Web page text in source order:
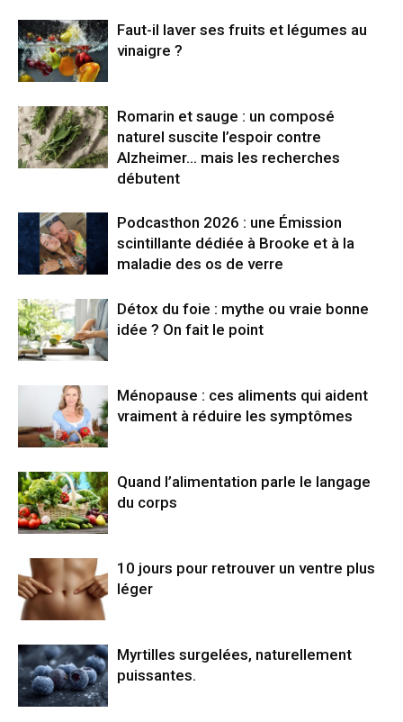
Faut-il laver ses fruits et légumes au
vinaigre ?
Romarin et sauge : un composé
naturel suscite l’espoir contre
Alzheimer… mais les recherches
débutent
Podcasthon 2026 : une Émission
scintillante dédiée à Brooke et à la
maladie des os de verre
Détox du foie : mythe ou vraie bonne
idée ? On fait le point
Ménopause : ces aliments qui aident
vraiment à réduire les symptômes
Quand l’alimentation parle le langage
du corps
10 jours pour retrouver un ventre plus
léger
Myrtilles surgelées, naturellement
puissantes.